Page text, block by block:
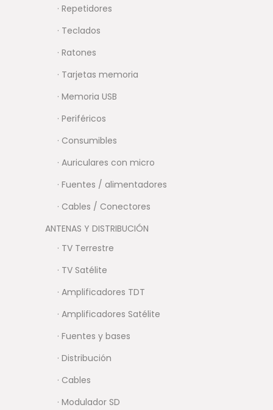
· Repetidores
· Teclados
· Ratones
· Tarjetas memoria
· Memoria USB
· Periféricos
· Consumibles
· Auriculares con micro
· Fuentes / alimentadores
· Cables / Conectores
ANTENAS Y DISTRIBUCIÓN
· TV Terrestre
· TV Satélite
· Amplificadores TDT
· Amplificadores Satélite
· Fuentes y bases
· Distribución
· Cables
· Modulador SD